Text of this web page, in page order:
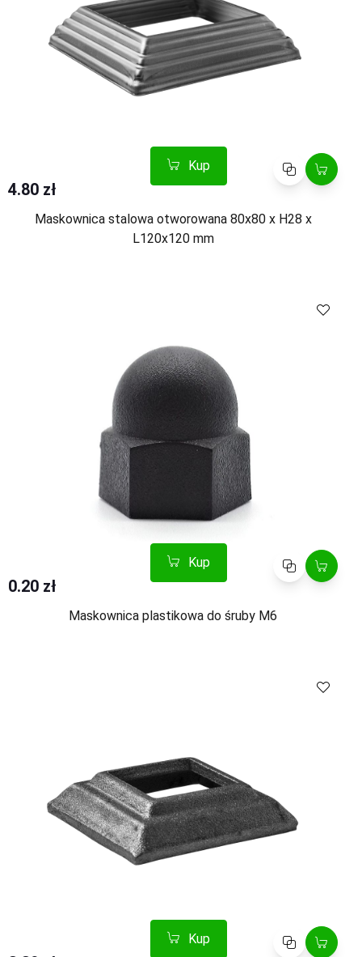
Kup Porównaj
4.80 zł
Maskownica stalowa otworowana 80x80 x H28 x
L120x120 mm
Kup Porównaj
0.20 zł
Maskownica plastikowa do śruby M6
Kup Porównaj